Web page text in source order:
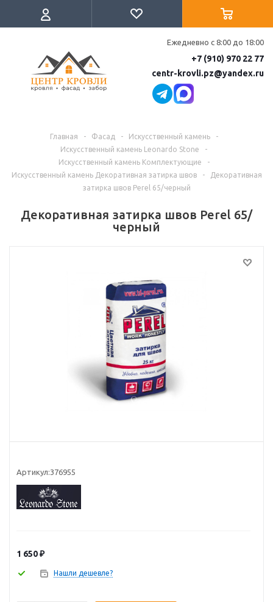
Ежедневно с 8:00 до 18:00
+7 (910) 970 22 77
centr-krovli.pz@yandex.ru
Главная - Фасад - Искусственный камень
-
Искусственный камень Leonardo Stone
-
Искусственный камень Комплектующие
-
Искусственный камень Декоративная затирка швов
-
Декоративная
затирка швов Perel 65/черный
Декоративная затирка швов Perel 65/
черный
Артикул:376955
1 650₽
Нашли дешевле?